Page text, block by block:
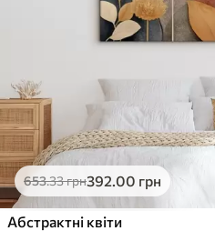
653.33грн392.00 грн
Абстрактні квіти